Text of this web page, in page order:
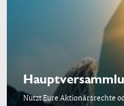
Nutzt Eure Aktionärsrechte